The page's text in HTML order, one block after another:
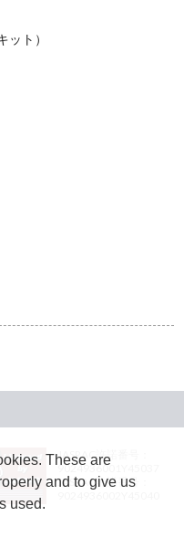
ト）
JASRAC許諾番号：
9024936001Y45037
JASRAC許諾番号：
These are
and to give us
used.